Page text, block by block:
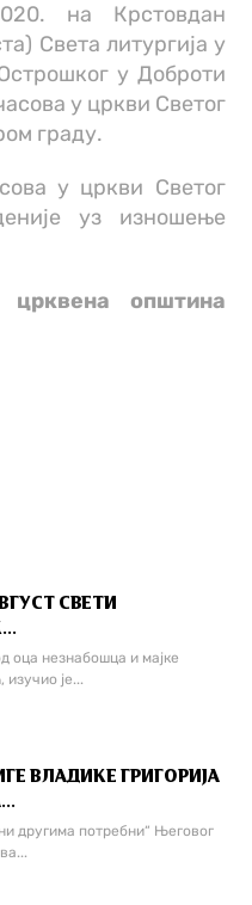
на Крстовдан
Света литургија у
у Доброти
у цркви Светог
граду.
у цркви Светог
уз изношење
црквена општина
СВЕТИ
оца незнабошца и мајке
је...
ВЛАДИКЕ ГРИГОРИЈА
другима потребни“ Његовог